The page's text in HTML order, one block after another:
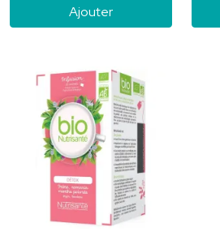
Ajouter